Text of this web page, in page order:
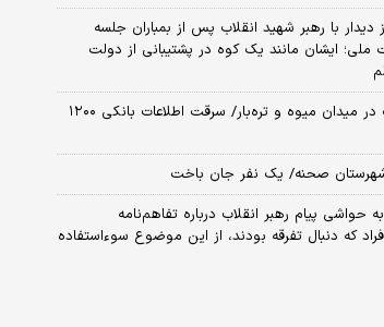
دیدار با رهبر شهید انقلاب پس از بمباران جلسه
ملی؛ ایشان مانند یک کوه در پشتیبانی از دولت
کلاهبرداری عجیب در میدان میوه و تره‌بار/ سرقت اطلاعات بانکی ۱۲۰۰
شهرستان صحنه/ یک نفر جان باخت
حواشی پیام رهبر انقلاب درباره تفاهم‌نامه
که دنبال تفرقه بودند، از این موضوع سوءاستفاده